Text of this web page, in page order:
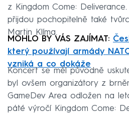
z Kingdom Come:
přijdou pochopitelně také
Martin Klíma.
MOHLO BY VÁS ZAJÍMAT:
který používají armády
vzniká a co dokáže
Koncert se měl původně
byl ovšem organizátory z
GameDev Area odložen na
páté výročí Kingdom Come: